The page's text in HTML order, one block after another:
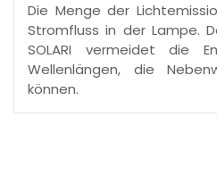
Die Menge der
Stromfluss in der Lampe.
SOLARI vermeidet die
Wellenlängen, die
können.